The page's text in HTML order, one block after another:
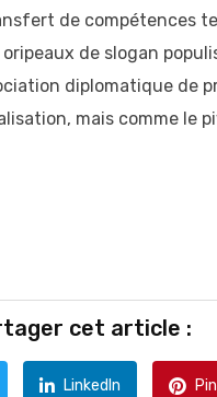
de compétences
de slogan
diplomatique de
mais comme le
cet article :
LinkedIn